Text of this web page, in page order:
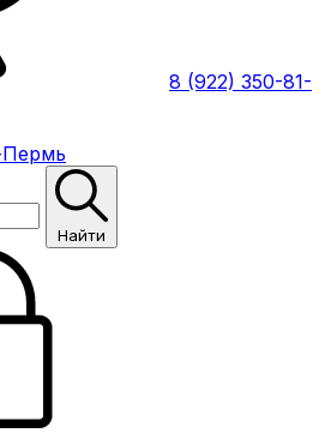
8 (922) 350-81-
Найти